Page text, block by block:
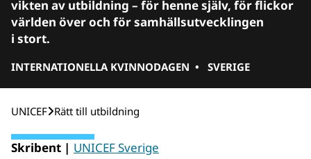
vikten av utbildning – för henne själv, för flickor
världen över och för samhällsutvecklingen
i stort.
INTERNATIONELLA KVINNODAGEN • SVERIGE
UNICEF Rätt till utbildning
Skribent | UNICEF Sverige